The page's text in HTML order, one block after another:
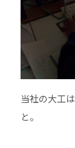
当社の大工
と。